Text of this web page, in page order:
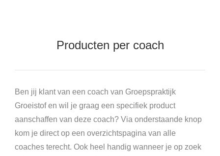
Agenda’s en boekenProducten per coach
Ben jij klant van een coach van Groepspraktijk
Groeistof en wil je graag een specifiek product
aanschaffen van deze coach? Via onderstaande knop
kom je direct op een overzichtspagina van alle
coaches terecht. Ook heel handig wanneer je op zoek